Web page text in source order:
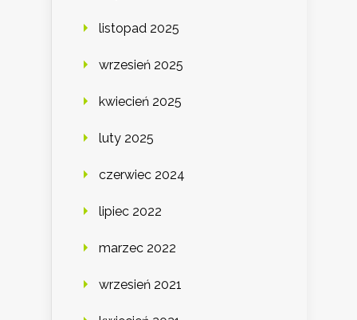
listopad 2025
wrzesień 2025
kwiecień 2025
luty 2025
czerwiec 2024
lipiec 2022
marzec 2022
wrzesień 2021